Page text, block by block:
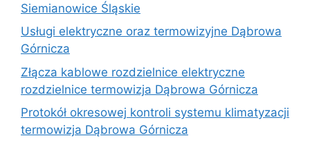
Siemianowice Śląskie
Usługi elektryczne oraz termowizyjne Dąbrowa
Górnicza
Złącza kablowe rozdzielnice elektryczne
rozdzielnice termowizja Dąbrowa Górnicza
Protokół okresowej kontroli systemu klimatyzacji
termowizja Dąbrowa Górnicza